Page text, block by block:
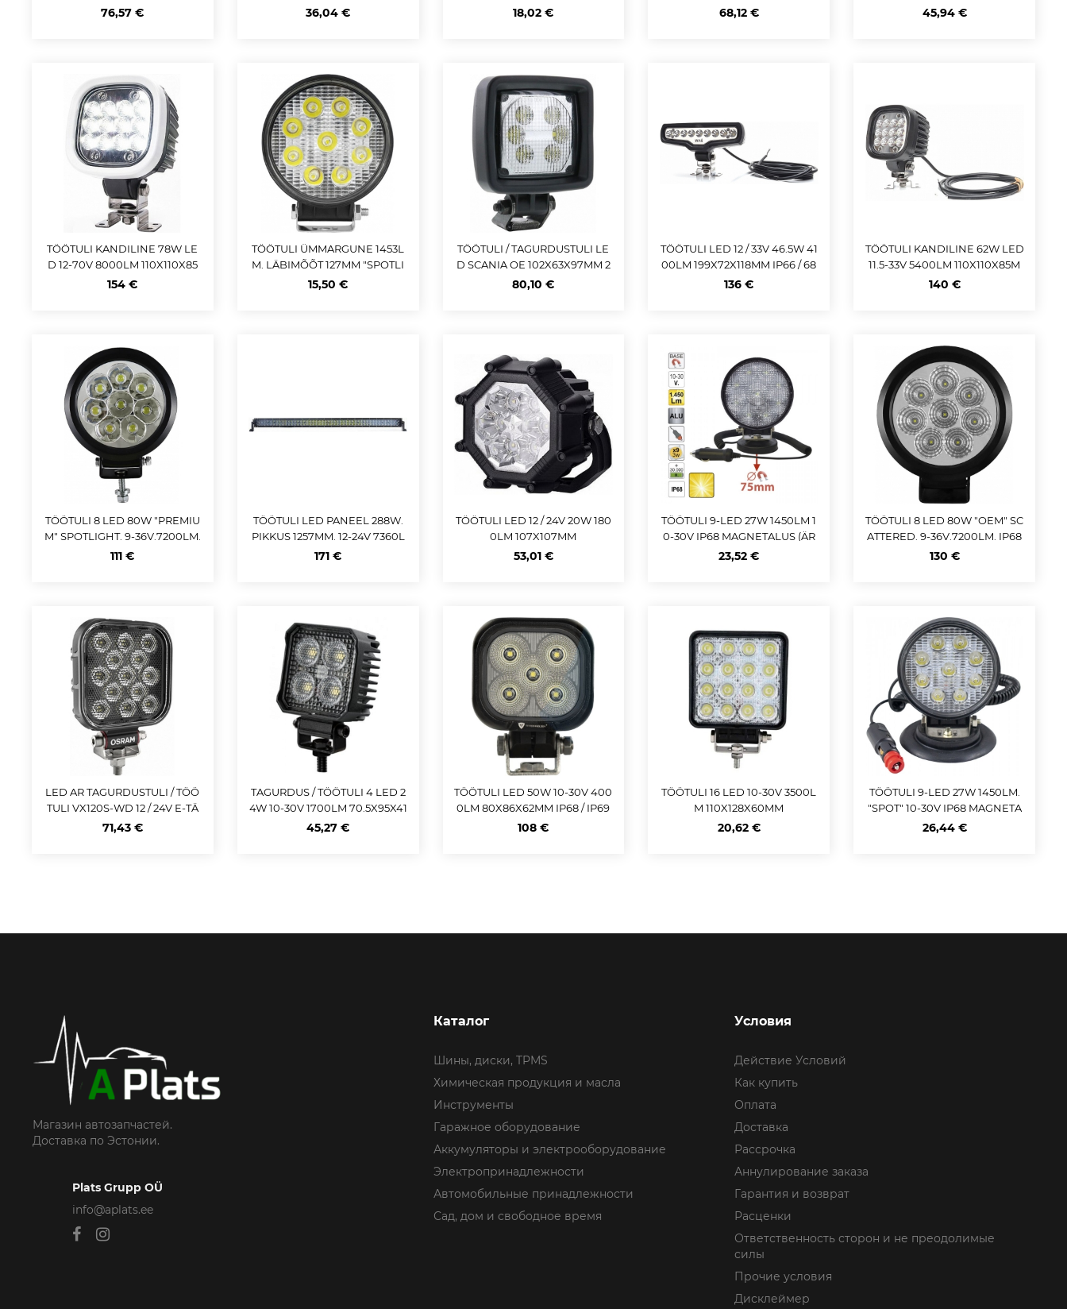
OSRAM
76,57 €
S 10-60V. IP67 JBM
36,04 €
00L ALUMINIUM JBM
18,02 € 68,12 €
MM IP69K HELLA 70X70 AR-T
45,94 €
TÖÖTULI KANDILINE 78W LE
D 12-70V 8000LM 110X110X85
MM
154 €
TÖÖTULI ÜMMARGUNE 1453L
M. LÄBIMÕÕT 127MM "SPOTLI
GHT. 10-40V. IP68 JBM
15,50 €
TÖÖTULI / TAGURDUSTULI LE
D SCANIA OE 102X63X97MM 2
000LM 12 / 24V IP69 DT2PIN
80,10 €
TÖÖTULI LED 12 / 33V 46.5W 41
00LM 199X72X118MM IP66 / 68
136 €
TÖÖTULI KANDILINE 62W LED
11.5-33V 5400LM 110X110X85M
M
140 €
TÖÖTULI 8 LED 80W "PREMIU
M" SPOTLIGHT. 9-36V.7200LM.
IP68 JBM
111 €
TÖÖTULI LED PANEEL 288W.
PIKKUS 1257MM. 12-24V 7360L
M-21120LM S / C
171 €
TÖÖTULI LED 12 / 24V 20W 180
0LM 107X107MM
53,01 €
TÖÖTULI 9-LED 27W 1450LM 1
0-30V IP68 MAGNETALUS (ÄR
AVÕETAV) +SIG.SÜÜTAJA JBM
23,52 €
TÖÖTULI 8 LED 80W "OEM" SC
ATTERED. 9-36V.7200LM. IP68
JBM
130 €
LED AR TAGURDUSTULI / TÖÖ
TULI VX120S-WD 12 / 24V E-TÄ
HIS 1100LM 14W 113X113MM IP6
71,43 €
TAGURDUS / TÖÖTULI 4 LED 2
4W 10-30V 1700LM 70.5X95X41
MM IP69K JUHE 800MM
45,27 €
TÖÖTULI LED 50W 10-30V 400
0LM 80X86X62MM IP68 / IP69
K
108 €
TÖÖTULI 16 LED 10-30V 3500L
M 110X128X60MM
20,62 €
TÖÖTULI 9-LED 27W 1450LM.
"SPOT" 10-30V IP68 MAGNETA
LUS. SIG.SÜÜTAJA JBM
26,44 €
Магазин автозапчастей.
Доставка по Эстонии.
Plats Grupp OÜ
info@aplats.ee
Каталог
Шины, диски, TPMS
Химическая продукция и масла
Инструменты
Гаражное оборудование
Аккумуляторы и электрооборудование
Электропринадлежности
Автомобильные принадлежности
Сад, дом и свободное время
Условия
Действие Условий
Как купить
Оплата
Доставка
Рассрочка
Аннулирование заказа
Гарантия и возврат
Расценки
Ответственность сторон и не преодолимые
силы
Прочие условия
Дисклеймер